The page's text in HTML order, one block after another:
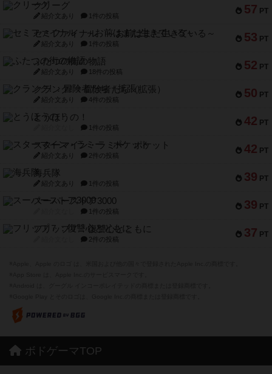
57 PT
クリーグ
紹介文あり 1件の投稿
53 PT
セミファイナル ～お前はまだ生きている～
紹介文あり 1件の投稿
52 PT
ふたつの街の物語
紹介文あり 18件の投稿
50 PT
クランク! ：冒険者たち（拡張）
紹介文あり 4件の投稿
42 PT
とうほうの！
1件の投稿
42 PT
スターマイン・ラミー ポケット
紹介文あり 2件の投稿
39 PT
海兵隊
紹介文あり 1件の投稿
39 PT
スーパーストア3000
1件の投稿
37 PT
フリップ７：復讐心とともに
2件の投稿
ボドゲーマTOP